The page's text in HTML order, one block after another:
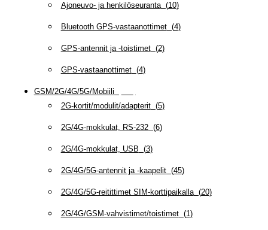
Ajoneuvo- ja henkilöseuranta(10)
Bluetooth GPS-vastaanottimet(4)
GPS-antennit ja -toistimet(2)
GPS-vastaanottimet(4)
GSM/2G/4G/5G/Mobiili
2G-kortit/modulit/adapterit(5)
2G/4G-mokkulat, RS-232(6)
2G/4G-mokkulat, USB (3)
2G/4G/5G-antennit ja -kaapelit(45)
2G/4G/5G-reitittimet SIM-korttipaikalla(20)
2G/4G/GSM-vahvistimet/toistimet(1)